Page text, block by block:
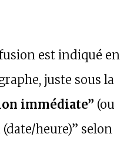
est indiqué en
juste sous la
immédiate” (ou
(date/heure)” selon